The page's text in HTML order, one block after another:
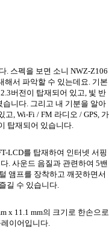
. 스펙을 보면 소니 NWZ-Z106
해서 파악할 수 있는데요. 기본
버전이 탑재되어 있고, 빛 반
니다. 그리고 내 기분을 알아
, Wi-Fi / FM 라디오 / GPS, 가
탑재되어 있습니다.
LCD를 탑재하여 인터넷 서핑
. 사운드 음질과 관련하여 5밴
앰프를 장착하고 깨끗하면서
길 수 있습니다.
x 11.1 mm의 크기로 한손으로
이어입니다.